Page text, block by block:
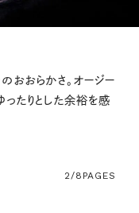
おおらかさ。オージー
ったりとした余裕を感
2/8 PAGES